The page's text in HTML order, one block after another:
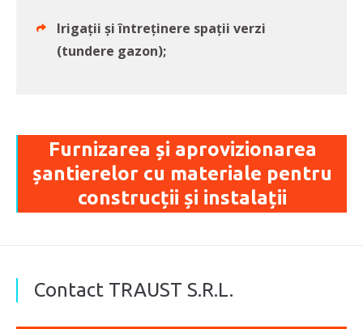
Irigații și întreținere spații verzi
(tundere gazon);
Furnizarea și aprovizionarea
șantierelor cu materiale pentru
construcții și instalații
Contact TRAUST S.R.L.